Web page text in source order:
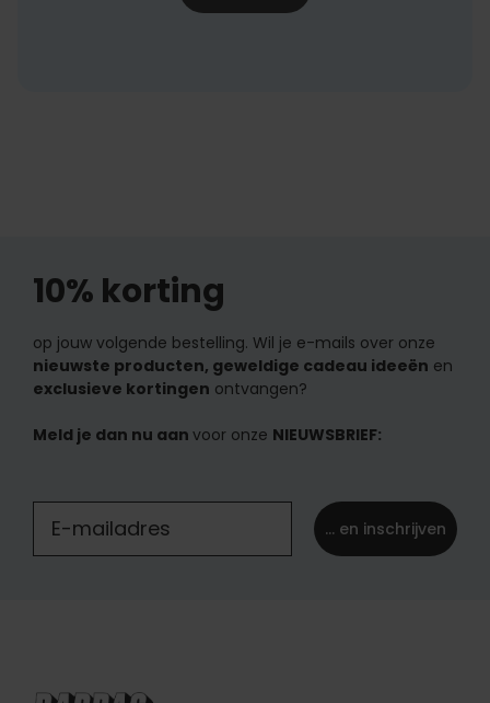
10% korting
op jouw volgende bestelling. Wil je e-mails over onze
nieuwste producten, geweldige cadeau ideeën en
exclusieve kortingen ontvangen?
Meld je dan nu aan voor onze NIEUWSBRIEF:
... en inschrijven